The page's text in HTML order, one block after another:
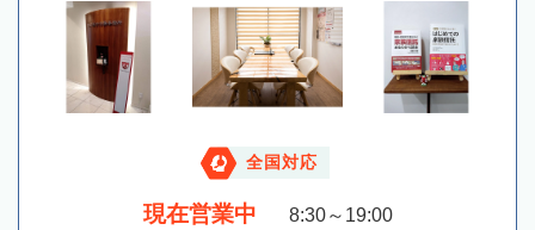
全国対応
現在営業中 8:30～19:00